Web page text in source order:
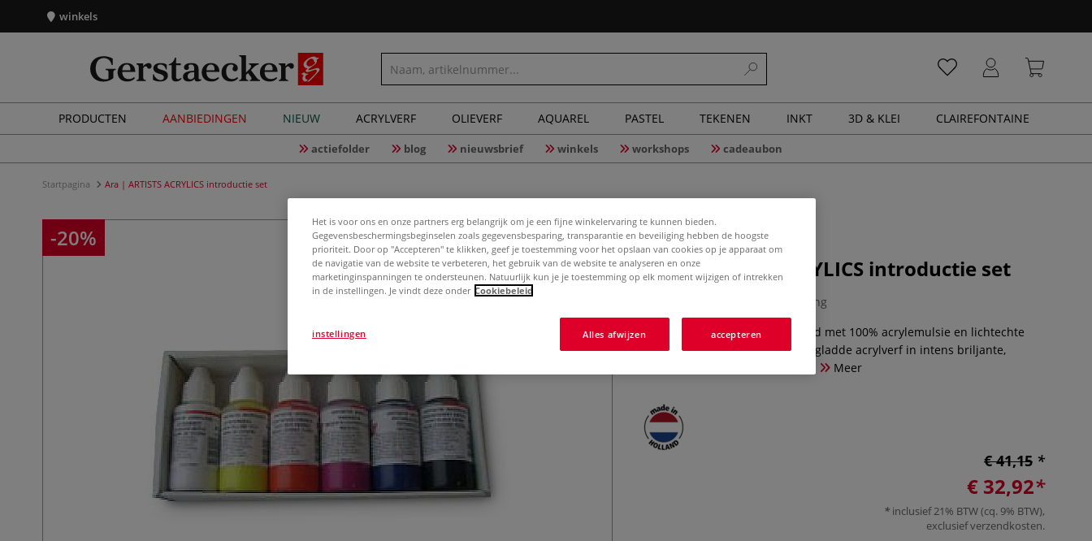
winkels
PRODUCTEN AANBIEDINGEN NIEUW ACRYLVERF OLIEVERF AQUAREL PASTEL TEKENEN INKT 3D & KLEI CLAIREFONTAINE
actiefolder blog nieuwsbrief winkels workshops cadeaubon
Startpagina Ara | ARTISTS ACRYLICS introductie set
-20%
Ara | ARTISTS ACRYLICS introductie set
0 Beoordeling
Ara Artist Acrylics zijn vervaardigd met 100% acrylemulsie en lichtechte
pigmenten. Dit geeft een zachte, gladde acrylverf in intens briljante,
Meer
€ 41,15
€ 32,92
inclusief 21% BTW (cq. 9% BTW),
exclusiefverzendkosten.
Het is voor ons en onze partners erg belangrijk om je een fijne winkelervaring te kunnen bieden.
Gegevensbeschermingsbeginselen zoals gegevensbesparing, transparantie en beveiliging hebben de hoogste
prioriteit. Door op "Accepteren" te klikken, geef je toestemming voor het opslaan van cookies op je apparaat om
de navigatie van de website te verbeteren, het gebruik van de website te analyseren en onze
marketinginspanningen te ondersteunen. Natuurlijk kun je je toestemming op elk moment wijzigen of intrekken
in de instellingen. Je vindt deze onder Cookiebeleid
Alles afwijzen accepteren
instellingen